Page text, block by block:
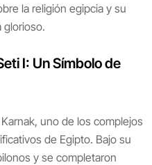
la religión egipcia y su
glorioso.
I: Un Símbolo de
uno de los complejos
de Egipto. Bajo su
y se completaron